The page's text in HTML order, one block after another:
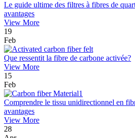
Le guide ultime des filtres à fibres de
avantages
View More
19
Feb
Que ressentit la fibre de carbone activée?
View More
15
Feb
Comprendre le tissu unidirectionnel en
avantages
View More
28